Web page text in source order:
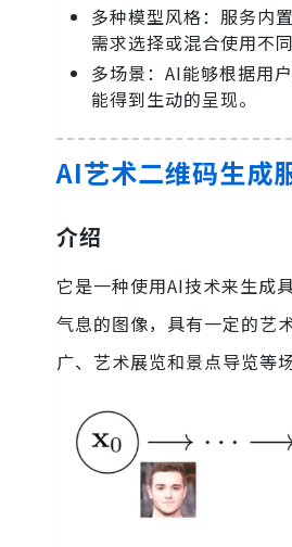
多种模型风格：服务内
需求选择或混合使用不同
多场景：AI能够根据用
能得到生动的呈现。
AI艺术二维码生成
介绍
它是一种使用AI技术来生成
气息的图像，具有一定的艺
广、艺术展览和景点导览等场